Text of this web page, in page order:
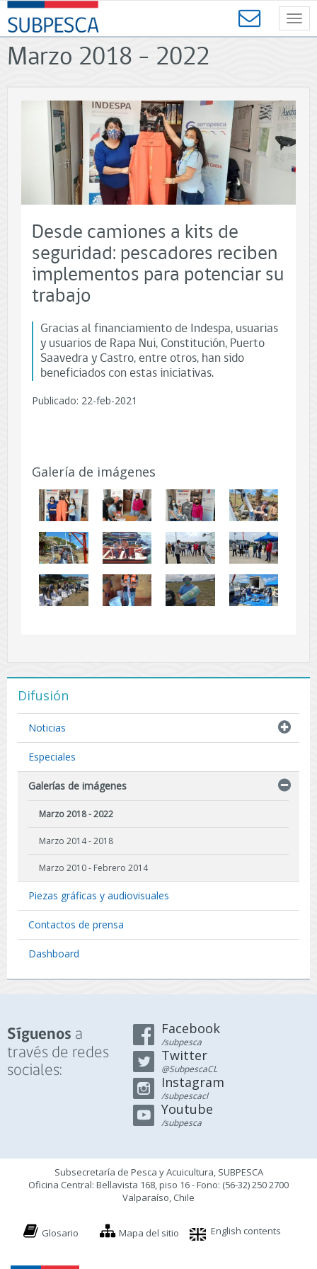
Contenido
principal
SUBPESCA
-
Subsecretaría
de
Acuicultura
Gobierno
Marzo 2018 - 2022
Desde camiones a kits de
seguridad: pescadores reciben
implementos para potenciar su
trabajo
Gracias al financiamiento de Indespa, usuarias
y usuarios de Rapa Nui, Constitución, Puerto
Saavedra y Castro, entre otros, han sido
beneficiados con estas iniciativas.
Publicado: 22-feb-2021
Galería de imágenes
Difusión
Noticias
Especiales
Galerías de imágenes
Marzo 2018 - 2022
Marzo 2014 - 2018
Marzo 2010 - Febrero 2014
Piezas gráficas y audiovisuales
Contactos de prensa
Dashboard
Síguenos a
través de redes
sociales:
Facebook
/subpesca
Twitter
@SubpescaCL
Instagram
/subpescacl
Youtube
/subpesca
Subsecretaría de Pesca y Acuicultura, SUBPESCA
Oficina Central: Bellavista 168, piso 16 - Fono: (56-32) 250 2700
Valparaíso, Chile
Glosario Mapa del sitio English contents